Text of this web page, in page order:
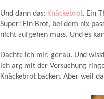
Und dann das: Knäckebrot. Ein
Super! Ein Brot, bei dem nix
nicht aufgehen muss. Und es
Dachte ich mir, genau. Und
ich arg mit der Versuchung
Knäckebrot backen. Aber weil